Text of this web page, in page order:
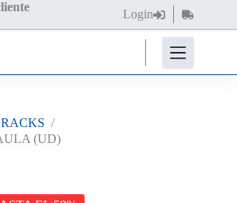
Login
Carro
de
compra
RACKS /
(UD)